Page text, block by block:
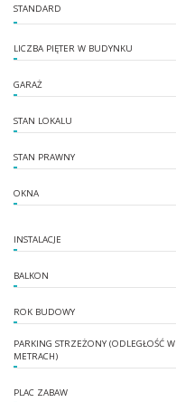
STANDARD
LICZBA PIĘTER W BUDYNKU
GARAŻ
STAN LOKALU
STAN PRAWNY
OKNA
INSTALACJE
BALKON
ROK BUDOWY
PARKING STRZEŻONY (ODLEGŁOŚĆ W
METRACH)
PLAC ZABAW